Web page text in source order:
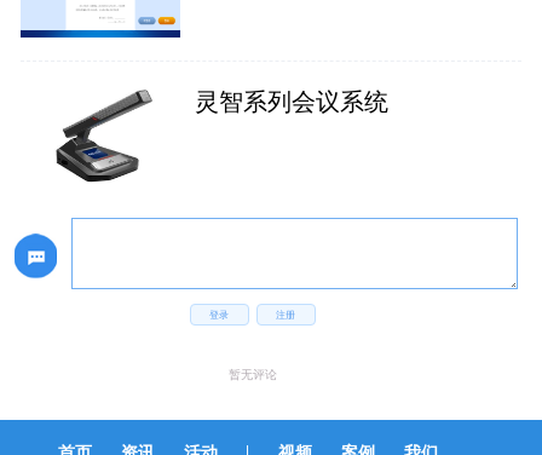
灵智系列会议系统
登录 注册
暂无评论